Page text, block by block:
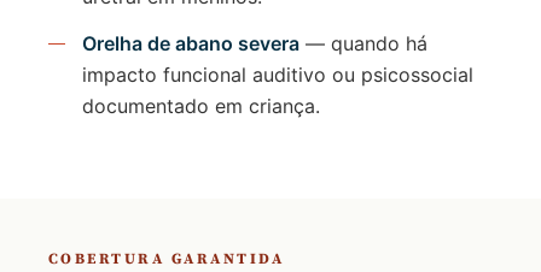
Orelha de abano severa — quando há
impacto funcional auditivo ou psicossocial
documentado em criança.
COBERTURA GARANTIDA